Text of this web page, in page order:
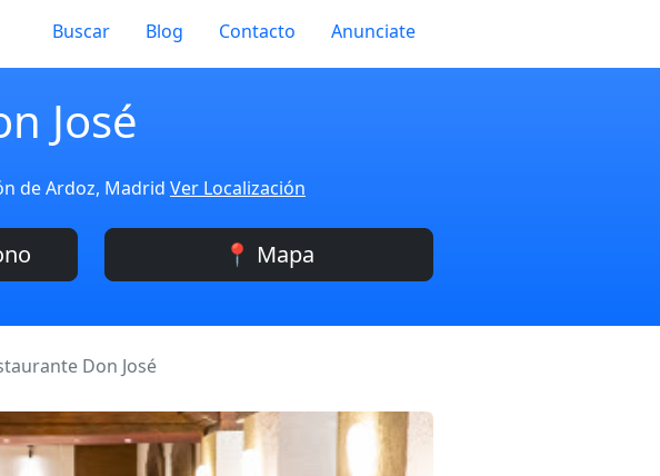
Buscar Blog Contacto Anunciate
José
de Ardoz, Madrid Ver Localización
📍 Mapa
Don José